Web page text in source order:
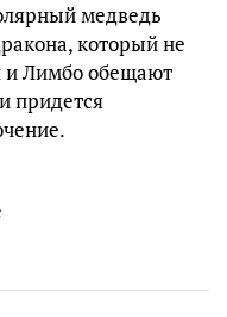
медведь
который не
и Лимбо обещают
придется